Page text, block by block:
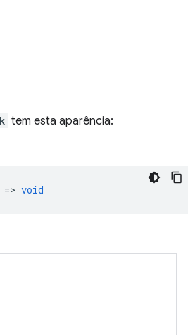
tem esta aparência:
=> void